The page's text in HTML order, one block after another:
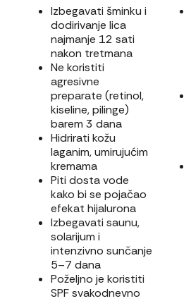
Izbegavati šminku i
dodirivanje lica
najmanje 12 sati
nakon tretmana
Ne koristiti
agresivne
preparate (retinol,
kiseline, pilinge)
barem 3 dana
Hidrirati kožu
laganim, umirujućim
kremama
Piti dosta vode
kako bi se pojačao
efekat hijalurona
Izbegavati saunu,
solarijum i
intenzivno sunčanje
5–7 dana
Poželjno je koristiti
SPF svakodnevno